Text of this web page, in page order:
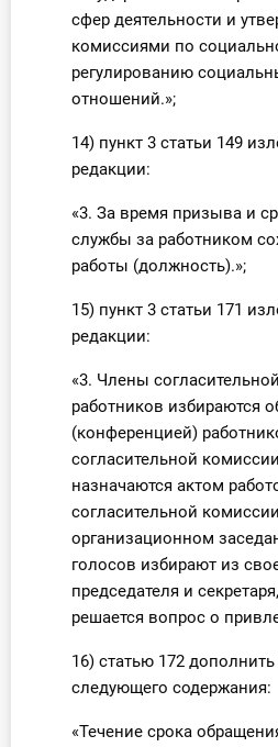
сфер деятельности и
комиссиями по
регулированию
отношений.»;
14) пункт 3 статьи 149
редакции:
«3. За время призыва и
службы за работником
работы (должность).»;
15) пункт 3 статьи 171
редакции:
«3. Члены
работников избираются
(конференцией)
согласительной
назначаются актом
согласительной
организационном
голосов избирают из
председателя и
решается вопрос о
16) статью 172
следующего содержания:
«Течение срока